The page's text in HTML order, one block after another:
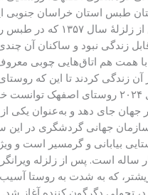
طبس استان خراسان جنوبی
اصفهک پس از زلزلهٔ سال
زندگی نبود و ساکنان آن
با همت هم اتاق‌هایی چوبی
آن زندگی کردند تا این که
جهان جای دهد و به‌عنوان یکی
جهانی گردشگری در این
بیابانی و گرمسیر است و
۷.۸ ریشتر، که به شدت به روستا